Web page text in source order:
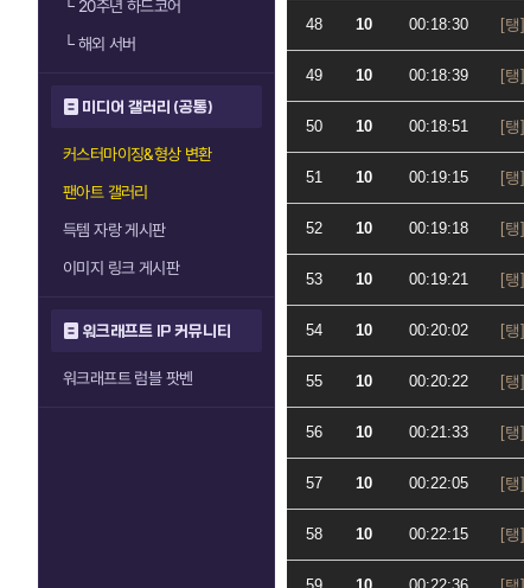
└20주년 하드코어
└해외 서버
미디어 갤러리 (공통)
커스터마이징&형상 변환
팬아트 갤러리
득템 자랑 게시판
이미지 링크 게시판
워크래프트 IP 커뮤니티
워크래프트 럼블 팟벤
48 10 00:18:30
49 10 00:18:39
50 10 00:18:51
51 10 00:19:15
52 10 00:19:18
53 10 00:19:21
54 10 00:20:02
55 10 00:20:22
56 10 00:21:33
57 10 00:22:05
58 10 00:22:15